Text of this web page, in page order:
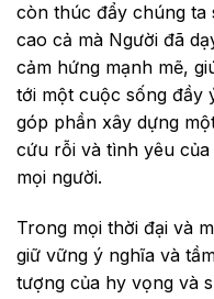
còn thúc đẩy chúng ta
cao cả mà Người đã
cảm hứng mạnh mẽ,
tới một cuộc sống đầy
góp phần xây dựng
cứu rỗi và tình yêu
mọi người.
Trong mọi thời đại và
giữ vững ý nghĩa và
tượng của hy vọng và